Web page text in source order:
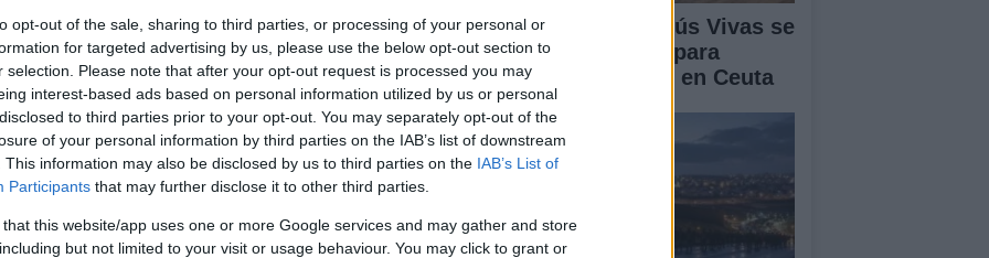
opt-out of the sale, sharing to third parties, or processing of your personal or
for targeted advertising by us, please use the below opt-out section to
selection. Please note that after your opt-out request is processed you may
interest-based ads based on personal information utilized by us or personal
to third parties prior to your opt-out. You may separately opt-out of the
of your personal information by third parties on the IAB’s list of downstream
This information may also be disclosed by us to third parties on the IAB’s List of
Participants that may further disclose it to other third parties.
that this website/app uses one or more Google services and may gather and store
but not limited to your visit or usage behaviour. You may click to grant or
de
Felipe VI y Juan Jesús Vivas se
reúnen en Marivent para
abordar la situación en Ceuta